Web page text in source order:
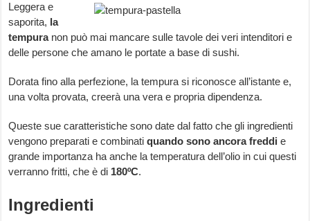
Leggera e
saporita, la
tempuranon può mai mancare sulle tavole dei veri intenditori e
delle persone che amano le portate a base di sushi.
Dorata fino alla perfezione, la tempura si riconosce all’istante e,
una volta provata, creerà una vera e propria dipendenza.
Queste sue caratteristiche sono date dal fatto che gli ingredienti
vengono preparati e combinatiquando sono ancora freddi e
grande importanza ha anche la temperatura dell’olio in cui questi
verranno fritti, che è di 180ºC.
Ingredienti